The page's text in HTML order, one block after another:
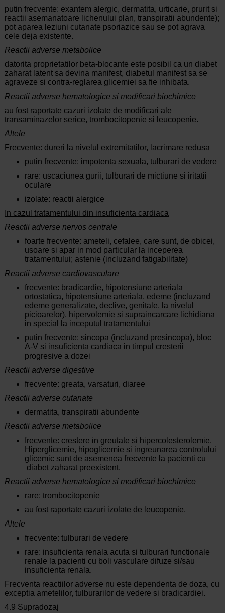
putin frecvente: exantem alergic, dermatita, urticarie, prurit si
reactii asemanatoare lichenului plan, transpiratii abundente);
pot aparea leziuni cutanate psoriazice sau se pot agrava
cele deja existente.
Reactii adverse metabolice
datorita proprietatilor beta-blocante este posibil ca un diabet
zaharat latent sa devina manifest, diabetul manifest sa se
agraveze si contra-reglarea glicemiei sa fie inhibata.
Reactii adverse hematologice si modificari biochimice
au fost raportate cazuri izolate de modificari ale
transaminazelor serice, trombocitopenie si leucopenie.
Altele
Frecvente: dureri la nivelul extremitatilor, lacrimare redusa
putin frecvente: impotenta sexuala, tulburari de vedere
rare: uscaciunea gurii, tulburari de mictiune si iritatii
oculare
izolate: reactii alergice
In cazul tratamentului din insuficienta cardiaca
Reactii adverse nervos centrale
foarte frecvente: ameteli, cefalee, care sunt, de obicei,
usoare si apar in mod particular la inceperea
tratamentului; astenie (incluzand fatigabilitate)
Reactii adverse cardiovasculare
frecvente: bradicardie, hipotensiune arteriala
ortostatica, hipotensiune arteriala, edeme (incluzand
edeme generalizate, declive, genitale, la nivelul
picioarelor), hipervolemie si supraincarcare lichidiana
in special la inceputul tratamentului
putin frecvente: sincopa (incluzand presincopa), bloc
A-V si insuficienta cardiaca in timpul cresterii
progresive a dozei
Reactii adverse digestive
frecvente: greata, varsaturi, diaree
Reactii adverse cutanate
dermatita, transpiratii abundente
Reactii adverse metabolice
frecvente: crestere in greutate si hipercolesterolemie.
Hiperglicemie, hipoglicemie si ingreunarea controlului
glicemic sunt de asemenea frecvente la pacienti cu
diabet zaharat preexistent.
Reactii adverse hematologice si modificari biochimice
rare: trombocitopenie
au fost raportate cazuri izolate de leucopenie.
Altele
frecvente: tulburari de vedere
rare: insuficienta renala acuta si tulburari functionale
renale la pacienti cu boli vasculare difuze si/sau
insuficienta renala.
Frecventa reactiilor adverse nu este dependenta de doza, cu
exceptia ametelilor, tulburarilor de vedere si bradicardiei.
4.9 Supradozaj